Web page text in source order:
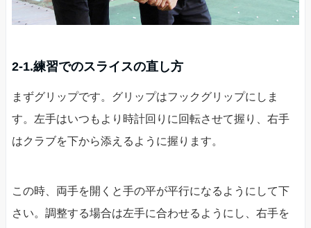
2-1.練習でのスライスの直し方
まずグリップです。グリップはフックグリップにしま
す。左手はいつもより時計回りに回転させて握り、右手
はクラブを下から添えるように握ります。
この時、両手を開くと手の平が平行になるようにして下
さい。調整する場合は左手に合わせるようにし、右手を